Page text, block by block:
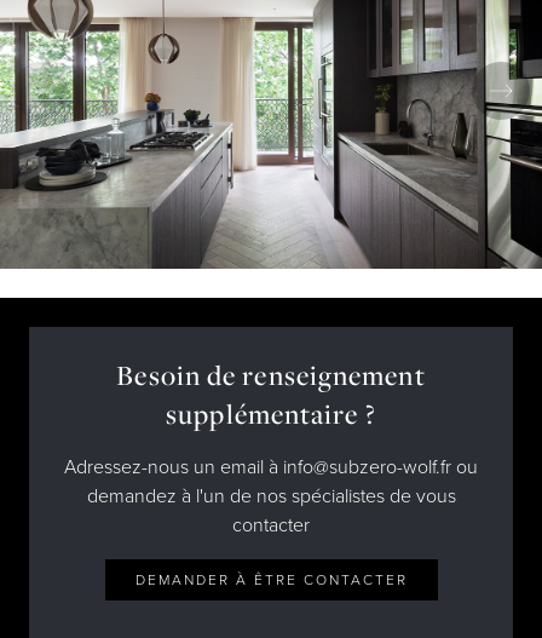
Besoin de renseignement
supplémentaire ?
Adressez-nous un email à info@subzero-wolf.fr ou
demandez à l'un de nos spécialistes de vous
contacter
DEMANDER À ÊTRE CONTACTER